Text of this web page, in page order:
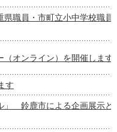
職員・市町立小中学校職員
オンライン）を開催します
す
」 鈴鹿市による企画展示と